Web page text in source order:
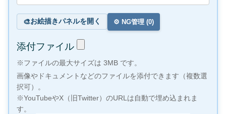
🎨お絵描きパネルを開く ⚙️ NG管理 (0)
添付ファイル
※ファイルの最大サイズは 3MB です。
画像やドキュメントなどのファイルを添付できます（複数選
択可）。
※YouTubeやX（旧Twitter）のURLは自動で埋め込まれま
す。